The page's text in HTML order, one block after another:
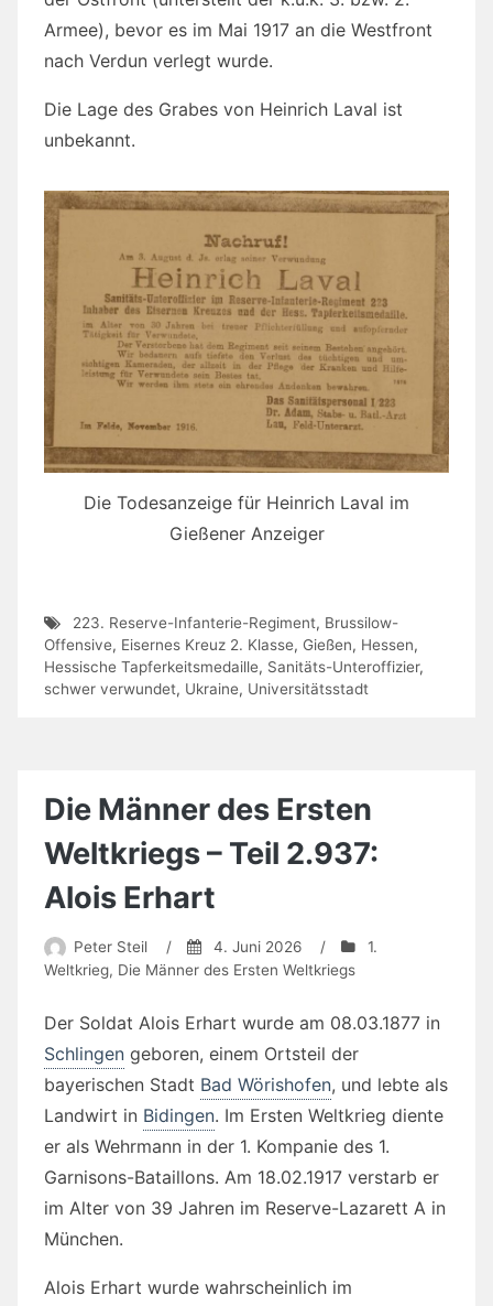
Armee), bevor es im Mai 1917 an die Westfront
nach Verdun verlegt wurde.
Die Lage des Grabes von Heinrich Laval ist
unbekannt.
Die Todesanzeige für Heinrich Laval im
Gießener Anzeiger
223. Reserve-Infanterie-Regiment, Brussilow-
Offensive, Eisernes Kreuz 2. Klasse, Gießen, Hessen,
Hessische Tapferkeitsmedaille, Sanitäts-Unteroffizier,
schwer verwundet, Ukraine, Universitätsstadt
Die Männer des Ersten
Weltkriegs – Teil 2.937:
Alois Erhart
Peter Steil / 4. Juni 2026 /
1.
Weltkrieg, Die Männer des Ersten Weltkriegs
Der Soldat Alois Erhart wurde am 08.03.1877 in
Schlingen geboren, einem Ortsteil der
bayerischen Stadt Bad Wörishofen, und lebte als
Landwirt in Bidingen. Im Ersten Weltkrieg diente
er als Wehrmann in der 1. Kompanie des 1.
Garnisons-Bataillons. Am 18.02.1917 verstarb er
im Alter von 39 Jahren im Reserve-Lazarett A in
München.
Alois Erhart wurde wahrscheinlich im